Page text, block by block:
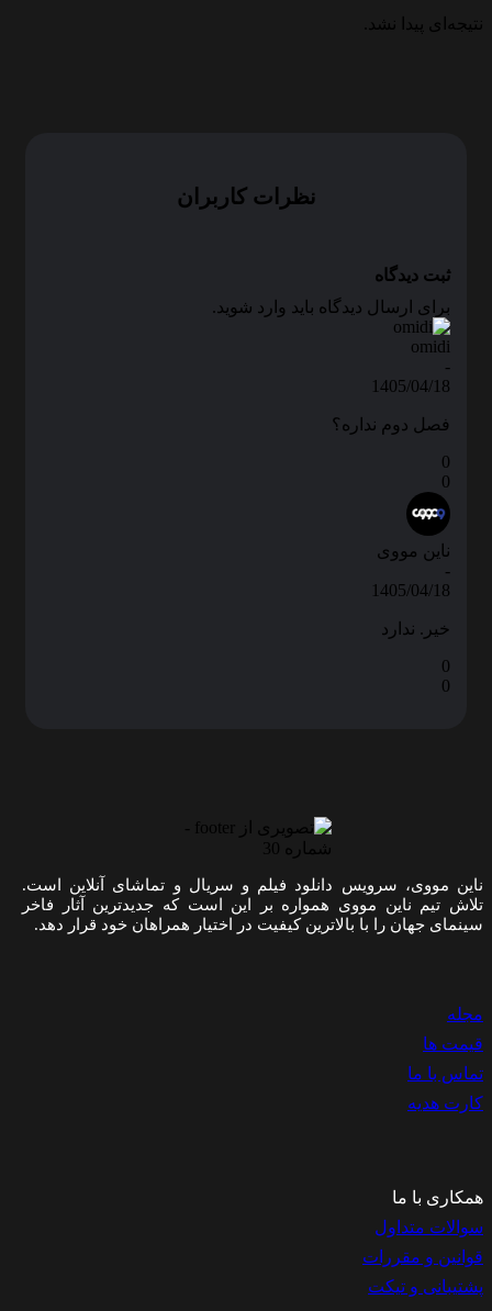
پیدا نشد.
نظرات کاربران
ثبت دیدگاه
برای ارسال دیدگاه باید وارد شوید.
omidi
1405/04/18
فصل دوم نداره؟
ناین مووی
1405/04/18
خیر. ندارد
مووی، سرویس دانلود فیلم و سریال و تماشای آنلاین است.
تیم ناین مووی همواره بر این است که جدیدترین آثار فاخر
جهان را با بالاترین کیفیت در اختیار همراهان خود قرار دهد.
ها
با ما
هدیه
با ما
متداول
و مقررات
و تیکت